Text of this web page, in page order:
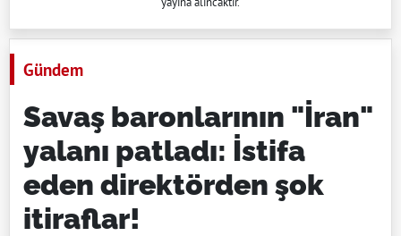
Gündem
Savaş baronlarının "İran"
yalanı patladı: İstifa
eden direktörden şok
itiraflar!